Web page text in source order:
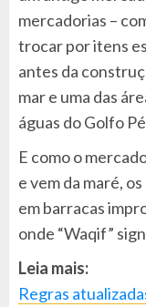
mercadorias –
trocar por itens
antes da
mar e uma das
águas do Golfo
E como o
e vem da maré,
em barracas
onde “Waqif”
Leia mais:
Regras